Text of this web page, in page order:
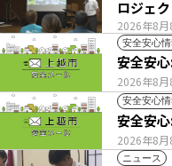
2026年8月
ロジェ
安全安心
2026年8月
安全安
安全安心
2026年8月
安全安
ニュース